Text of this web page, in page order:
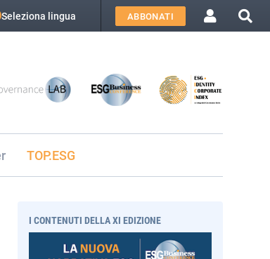
Seleziona lingua ABBONATI
TOP.ESG
I CONTENUTI DELLA XI EDIZIONE